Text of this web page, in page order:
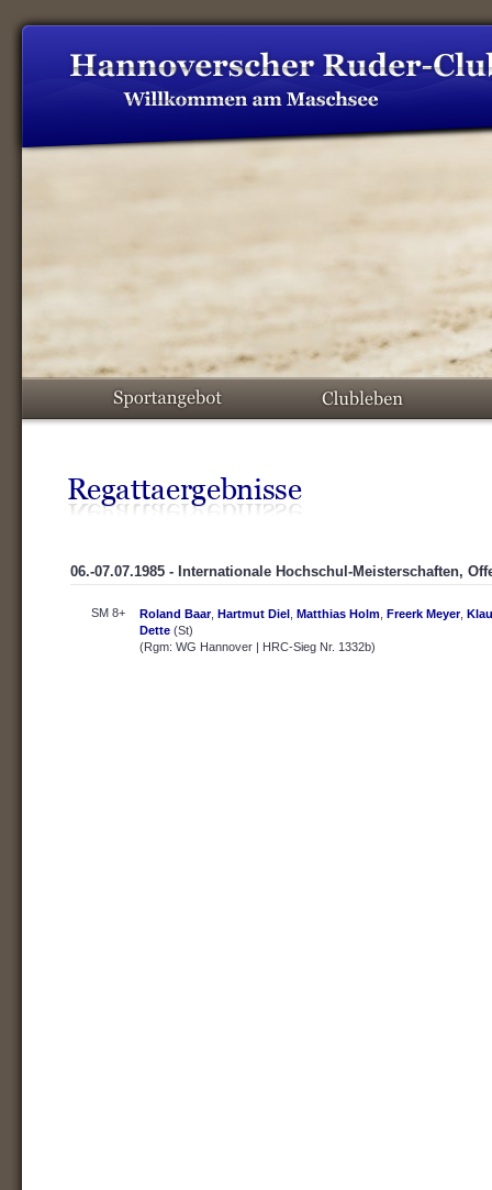
06.-07.07.1985 - Internationale Hochschul-Meisterschaften,
SM 8+ Roland Baar, Hartmut Diel Matthias Holm Freerk Meyer,
Dette (St)
(Rgm: WG Hannover | HRC-Sieg Nr. 1332b)